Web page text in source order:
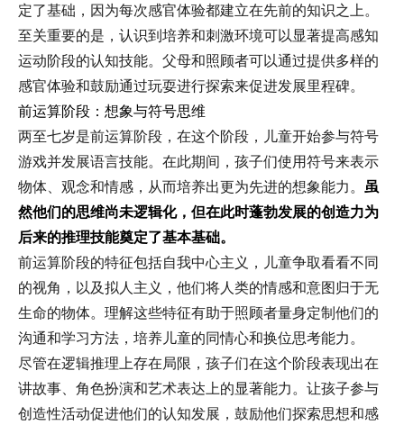
定了基础，因为每次感官体验都建立在先前的知识之上。
至关重要的是，认识到培养和刺激环境可以显著提高感知
运动阶段的认知技能。父母和照顾者可以通过提供多样的
感官体验和鼓励通过玩耍进行探索来促进发展里程碑。
前运算阶段：想象与符号思维
两至七岁是前运算阶段，在这个阶段，儿童开始参与符号
游戏并发展语言技能。在此期间，孩子们使用符号来表示
物体、观念和情感，从而培养出更为先进的想象能力。 虽
然他们的思维尚未逻辑化，但在此时蓬勃发展的创造力为
后来的推理技能奠定了基本基础。
前运算阶段的特征包括自我中心主义，儿童争取看看不同
的视角，以及拟人主义，他们将人类的情感和意图归于无
生命的物体。理解这些特征有助于照顾者量身定制他们的
沟通和学习方法，培养儿童的同情心和换位思考能力。
尽管在逻辑推理上存在局限，孩子们在这个阶段表现出在
讲故事、角色扮演和艺术表达上的显著能力。让孩子参与
创造性活动促进他们的认知发展，鼓励他们探索思想和感